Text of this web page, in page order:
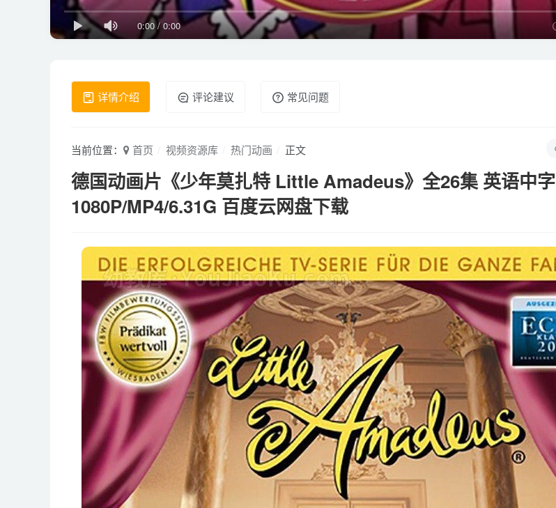
0:00/0:00
详情介绍 评论建议 常见问题
当前位置： 首页 视频资源库 热门动画 正文
德国动画片《少年莫扎特 Little Amadeus》全26集 英语中字
1080P/MP4/6.31G 百度云网盘下载